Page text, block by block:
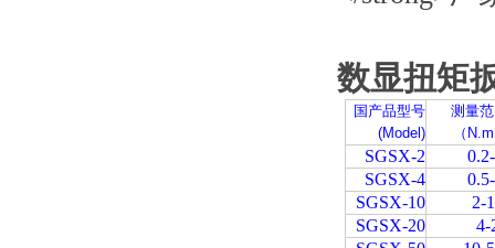
数显扭矩
国产品型号
(Model)
测量
（
SGSX-2
SGSX-4
SGSX-10
2-
SGSX-20
4-